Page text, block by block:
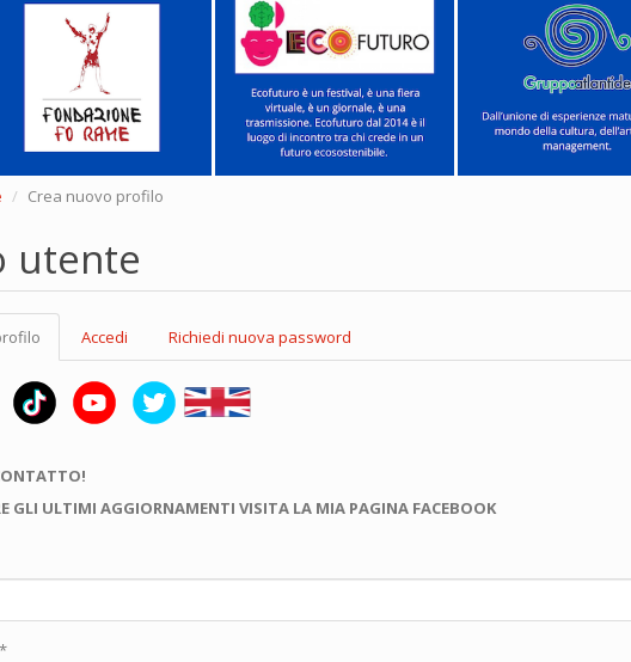
Crea nuovo profilo
utente
(scheda
attiva)
Accedi Richiedi nuova password
GLI ULTIMI AGGIORNAMENTI VISITA LA MIA PAGINA FACEBOOK
*